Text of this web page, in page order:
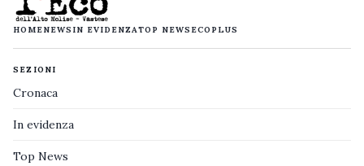
HOMENEWS IN EVIDENZATOP NEWS ECOPLUS
SEZIONI
Cronaca
In evidenza
Top News